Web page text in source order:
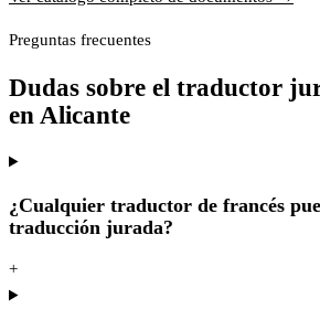
Preguntas frecuentes
Dudas sobre el traductor
en Alicante
¿Cualquier traductor de francés
traducción jurada?
+